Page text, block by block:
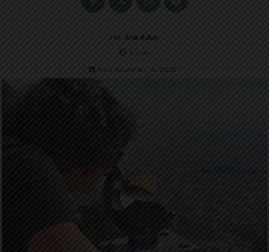
Per Ana Rubió
5min.
6 de novembre de 2025